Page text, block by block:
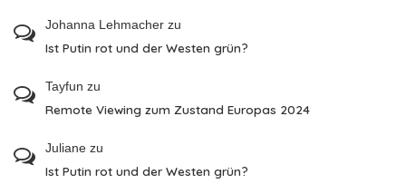
Johanna Lehmacher zu
Ist Putin rot und der Westen grün?
Tayfun zu
Remote Viewing zum Zustand Europas 2024
Juliane zu
Ist Putin rot und der Westen grün?